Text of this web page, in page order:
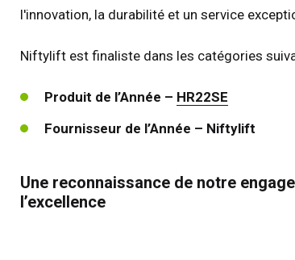
l'innovation, la durabilité et un service
Niftylift est finaliste dans les catégories
Produit de l’Année – HR22SE
Fournisseur de l’Année – Niftylift
Une reconnaissance de notre
l’excellence